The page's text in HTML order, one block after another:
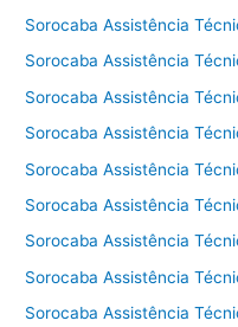
Sorocaba Assistência
Sorocaba Assistência
Sorocaba Assistência
Sorocaba Assistência
Sorocaba Assistência
Sorocaba Assistência
Sorocaba Assistência
Sorocaba Assistência
Sorocaba Assistência